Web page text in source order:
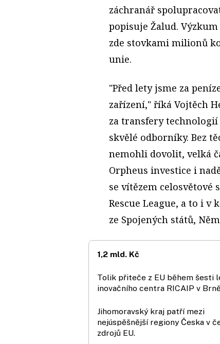
záchranář
popisuje Žalud.
zde stovkami milionů
unie.
"Před lety jsme za
zařízení," říká Vojtěch
za transfery
skvělé odborníky. Bez
nemohli dovolit, velká
Orpheus investice i
se vítězem celosvětové
Rescue League, a to i
ze Spojených států,
1,2 mld. Kč
Tolik přiteče z EU během šesti
inovačního centra RICAIP v
Jihomoravský kraj patří mezi
nejúspěšnější regiony Česka v
zdrojů EU.